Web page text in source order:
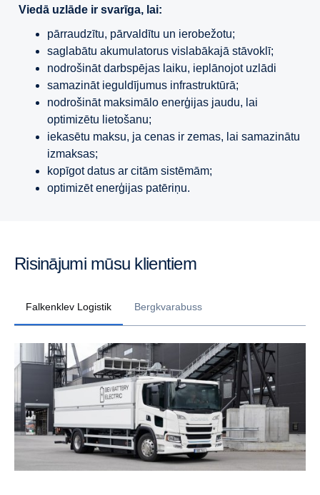
Viedā uzlāde ir svarīga, lai:
pārraudzītu, pārvaldītu un ierobežotu;
saglabātu akumulatorus vislabākajā stāvoklī;
nodrošināt darbspējas laiku, ieplānojot uzlādi
samazināt ieguldījumus infrastruktūrā;
nodrošināt maksimālo enerģijas jaudu, lai
optimizētu lietošanu;
iekasētu maksu, ja cenas ir zemas, lai samazinātu
izmaksas;
kopīgot datus ar citām sistēmām;
optimizēt enerģijas patēriņu.
Risinājumi mūsu klientiem
Falkenklev Logistik Bergkvarabuss